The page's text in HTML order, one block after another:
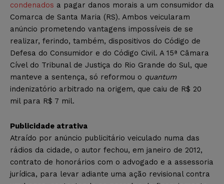
condenados a pagar danos morais a um consumidor da
Comarca de Santa Maria (RS). Ambos veicularam
anúncio prometendo vantagens impossíveis de se
realizar, ferindo, também, dispositivos do Código de
Defesa do Consumidor e do Código Civil. A 15ª Câmara
Cível do Tribunal de Justiça do Rio Grande do Sul, que
manteve a sentença, só reformou o quantum
indenizatório arbitrado na origem, que caiu de R$ 20
mil para R$ 7 mil.
Publicidade atrativa
Atraído por anúncio publicitário veiculado numa das
rádios da cidade, o autor fechou, em janeiro de 2012,
contrato de honorários com o advogado e a assessoria
jurídica, para levar adiante uma ação revisional contra